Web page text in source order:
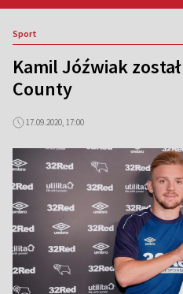
Sport
Kamil Jóźwiak
County
17.09.2020, 17:00